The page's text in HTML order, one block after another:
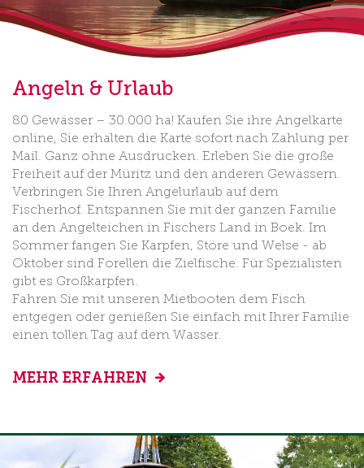
Angeln & Urlaub
80 Gewässer – 30.000 ha! Kaufen Sie ihre Angelkarte
online, Sie erhalten die Karte sofort nach Zahlung per
Mail. Ganz ohne Ausdrucken. Erleben Sie die große
Freiheit auf der Müritz und den anderen Gewässern.
Verbringen Sie Ihren Angelurlaub auf dem
Fischerhof. Entspannen Sie mit der ganzen Familie
an den Angelteichen in Fischers Land in Boek. Im
Sommer fangen Sie Karpfen, Störe und Welse - ab
Oktober sind Forellen die Zielfische. Für Spezialisten
gibt es Großkarpfen.
Fahren Sie mit unseren Mietbooten dem Fisch
entgegen oder genießen Sie einfach mit Ihrer Familie
einen tollen Tag auf dem Wasser.
MEHR ERFAHREN